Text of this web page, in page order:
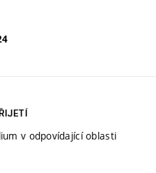
v odpovídající oblasti